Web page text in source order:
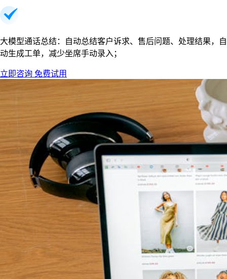
大模型通话总结：自动总结客户诉求、售后问题、处理结果，自
动生成工单，减少坐席手动录入；
立即咨询 免费试用